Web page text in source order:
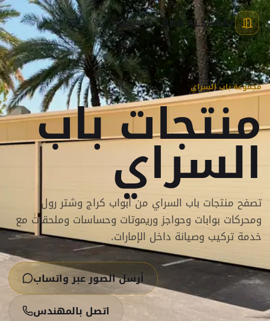
BAB ALSARAY الإنجليزية
مجموعة باب السراي
منتجات باب
السراي
تصفح منتجات باب السراي من أبواب كراج وشتر رول
ومحركات بوابات وحواجز وريموتات وحساسات وملحقات مع
خدمة تركيب وصيانة داخل الإمارات.
أرسل الصور عبر واتساب
اتصل بالمهندس